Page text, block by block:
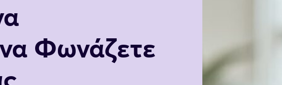
Φωνάζετε